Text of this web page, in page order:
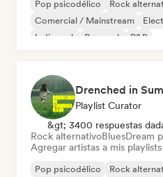
Pop psicodélico
Rock
Comercial / Mainstream
Indie rock
Pop rock R&B
Drenched in
Playlist Curator
&gt; 3400 respuestas
Rock alternativoBluesDream
Agregar artistas a mis
Pop psicodélico Rock